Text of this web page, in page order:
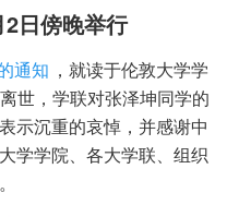
日傍晚举行
通知 ，就读于伦敦大学学
世，学联对张泽坤同学的
示沉重的哀悼，并感谢中
学学院、各大学联、组织